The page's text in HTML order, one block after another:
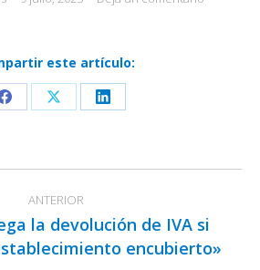
este artículo:
Share
Facebook
Share
X
Share
LinkedIn
ANTERIOR
Publicación
anterior:
la devolución de IVA si
encubierto»